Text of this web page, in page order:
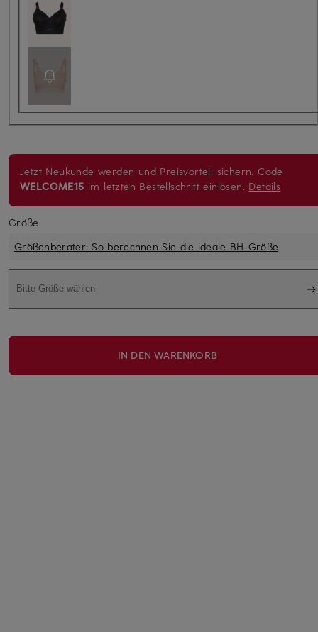
Jetzt Neukunde werden und Preisvorteil sichern. Code
WELCOME15 im letzten Bestellschritt einlösen. Details
Größe
Größenberater: So berechnen Sie die ideale BH-Größe
Bitte Größe wählen
IN DEN WARENKORB